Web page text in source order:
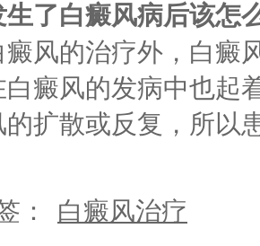
生了白癜风病后该怎
风的治疗外，白癜
白癜风的发病中也起
扩散或反复，所以
：
白癜风治疗